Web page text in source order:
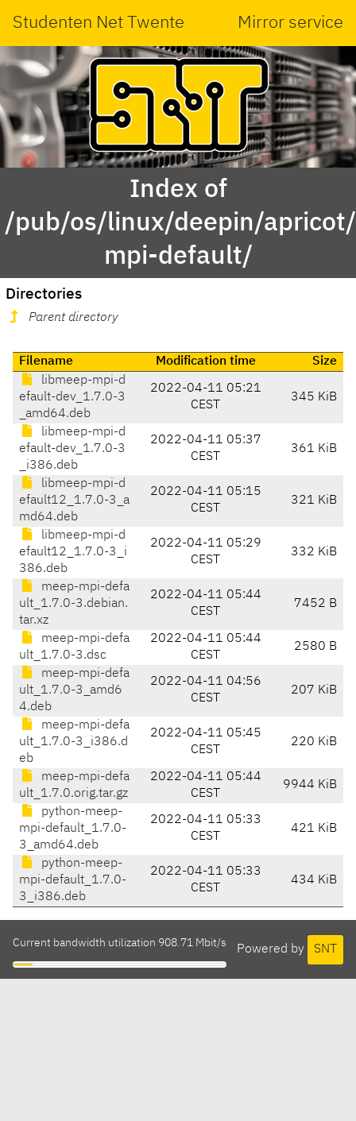
Studenten Net Twente Mirror service
Index of
/pub/os/linux/deepin/
mpi-default/
Directories
Parent directory
Filename Modification time
Size
libmeep-mpi-d
efault-dev_1.7.0-3
_amd64.deb
2022-04-11 05:21
CEST
345 KiB
libmeep-mpi-d
efault-dev_1.7.0-3
_i386.deb
2022-04-11 05:37
CEST
361 KiB
libmeep-mpi-d
efault12_1.7.0-3_a
md64.deb
2022-04-11 05:15
CEST
321 KiB
libmeep-mpi-d
efault12_1.7.0-3_i
386.deb
2022-04-11 05:29
CEST
332 KiB
meep-mpi-defa
ult_1.7.0-3.debian.
tar.xz
2022-04-11 05:44
CEST
7452 B
meep-mpi-defa
ult_1.7.0-3.dsc
2022-04-11 05:44
CEST
2580 B
meep-mpi-defa
ult_1.7.0-3_amd6
4.deb
2022-04-11 04:56
CEST
207 KiB
meep-mpi-defa
ult_1.7.0-3_i386.d
eb
2022-04-11 05:45
CEST
220 KiB
meep-mpi-defa
ult_1.7.0.orig.tar.gz
2022-04-11 05:44
CEST
9944 KiB
python-meep-
mpi-default_1.7.0-
3_amd64.deb
2022-04-11 05:33
CEST
421 KiB
python-meep-
mpi-default_1.7.0-
3_i386.deb
2022-04-11 05:33
CEST
434 KiB
Powered by SNT
Current bandwidth utilization 908.71 Mbit/s